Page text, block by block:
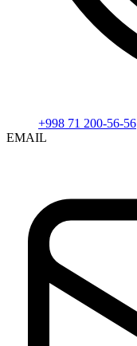
+998 71 200-56-56
EMAIL